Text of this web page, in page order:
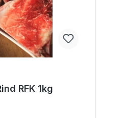
einfache
bitte nur unter
nur roh geben. Erhitzte
Knochen können
RFK 1kg